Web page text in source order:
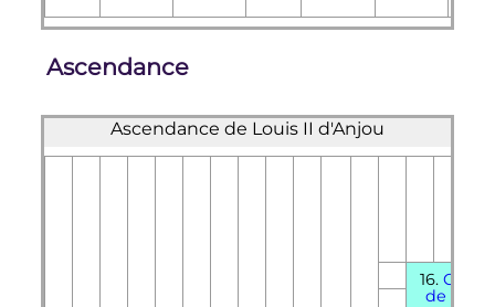
Ascendance
Ascendance de Louis II d'Anjou
16.
de